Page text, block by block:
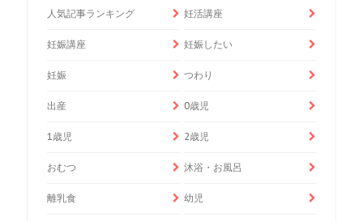
人気記事ランキング 妊活講座
妊娠講座 妊娠したい
妊娠 つわり
出産 0歳児
1歳児 2歳児
おむつ 沐浴・お風呂
離乳食 幼児